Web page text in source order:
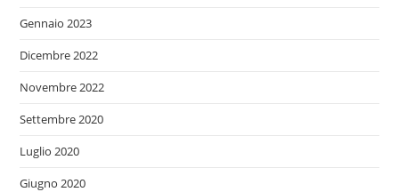
Gennaio 2023
Dicembre 2022
Novembre 2022
Settembre 2020
Luglio 2020
Giugno 2020